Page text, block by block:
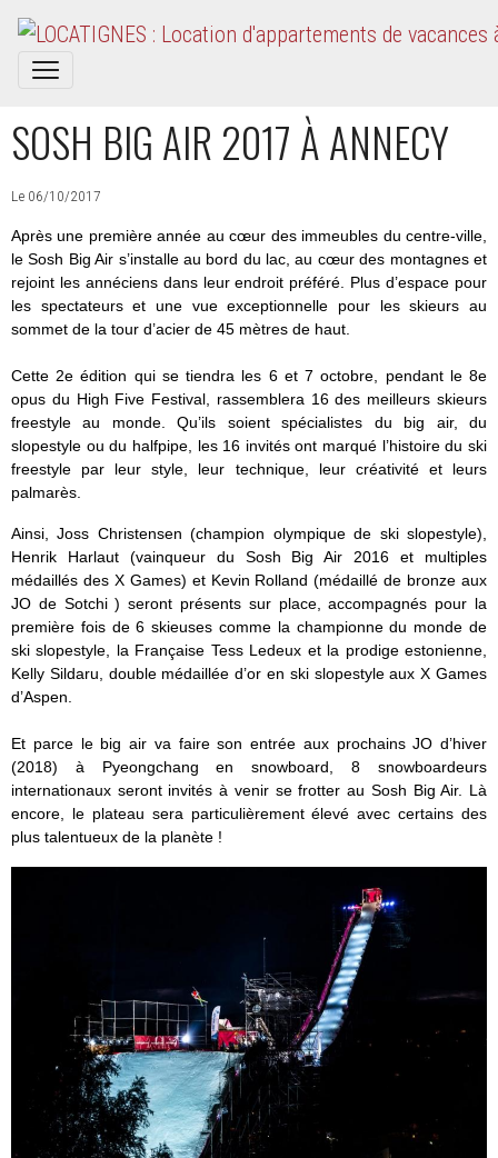
SOSH BIG AIR 2017 À ANNECY
Le 06/10/2017
Après une première année au cœur des immeubles du centre-ville,
le Sosh Big Air s’installe au bord du lac, au cœur des montagnes et
rejoint les annéciens dans leur endroit préféré. Plus d’espace pour
les spectateurs et une vue exceptionnelle pour les skieurs au
sommet de la tour d’acier de 45 mètres de haut.
Cette 2e édition qui se tiendra les 6 et 7 octobre, pendant le 8e
opus du High Five Festival, rassemblera 16 des meilleurs skieurs
freestyle au monde. Qu’ils soient spécialistes du big air, du
slopestyle ou du halfpipe, les 16 invités ont marqué l’histoire du ski
freestyle par leur style, leur technique, leur créativité et leurs
palmarès.
Ainsi, Joss Christensen (champion olympique de ski slopestyle),
Henrik Harlaut (vainqueur du Sosh Big Air 2016 et multiples
médaillés des X Games) et Kevin Rolland (médaillé de bronze aux
JO de Sotchi ) seront présents sur place, accompagnés pour la
première fois de 6 skieuses comme la championne du monde de
ski slopestyle, la Française Tess Ledeux et la prodige estonienne,
Kelly Sildaru, double médaillée d’or en ski slopestyle aux X Games
d’Aspen.
Et parce le big air va faire son entrée aux prochains JO d’hiver
(2018) à Pyeongchang en snowboard, 8 snowboardeurs
internationaux seront invités à venir se frotter au Sosh Big Air. Là
encore, le plateau sera particulièrement élevé avec certains des
plus talentueux de la planète !